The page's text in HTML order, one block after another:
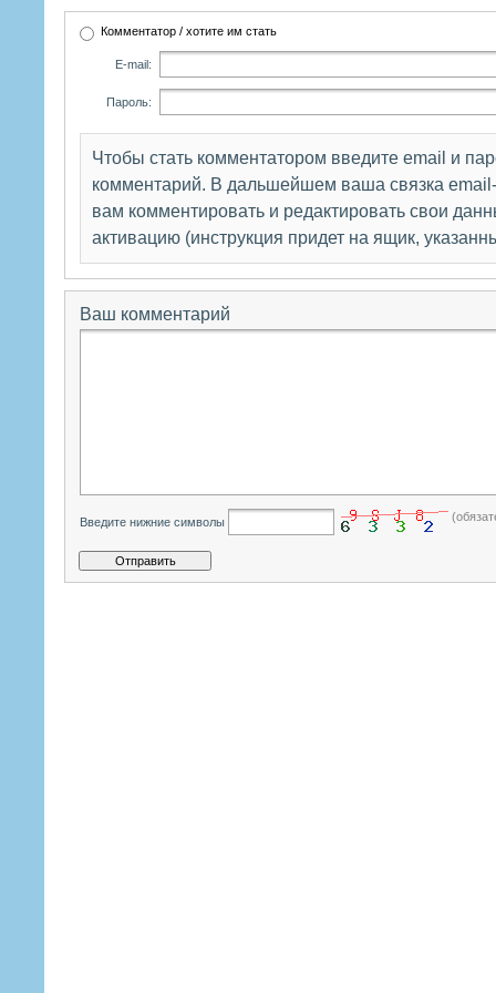
Комментатор / хотите им стать
E-mail:
Пароль:
Чтобы стать комментатором введите email и
комментарий. В дальшейшем ваша связка
вам комментировать и редактировать свои
активацию (инструкция придет на ящик,
Ваш комментарий
Введите нижние символы